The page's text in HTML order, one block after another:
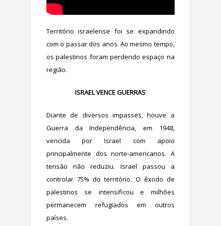
Território israelense foi se expandindo
com o passar dos anos. Ao mesmo tempo,
os palestinos foram perdendo espaço na
região.
ISRAEL VENCE GUERRAS
Diante de diversos impasses, houve a
Guerra da Independência, em 1948,
vencida por Israel com apoio
principalmente dos norte-americanos. A
tensão não reduziu. Israel passou a
controlar 75% do território. O êxodo de
palestinos se intensificou e milhões
permanecem refugiados em outros
países.